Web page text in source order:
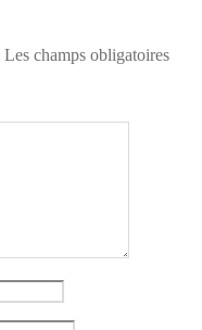
Les champs obligatoires